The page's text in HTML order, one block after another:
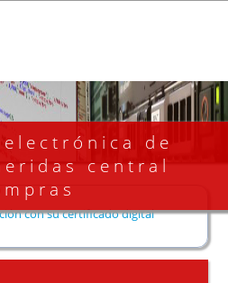
de
central
con su certificado digital